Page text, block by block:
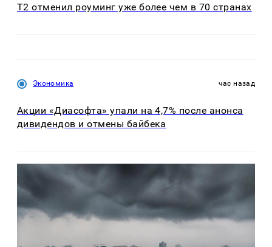
Т2 отменил роуминг уже более чем в 70 странах
Экономика час назад
Акции «Диасофта» упали на 4,7% после анонса
дивидендов и отмены байбека